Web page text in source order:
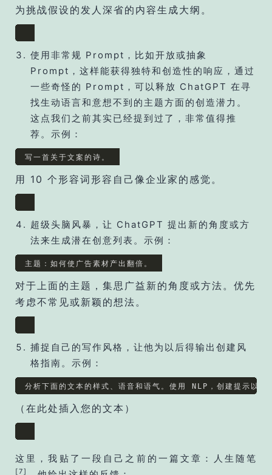
为挑战假设的发人深省的内容生成大纲。
使用非常规 Prompt，比如开放或抽象
Prompt，这样能获得独特和创造性的响应，通过
一些奇怪的 Prompt，可以释放 ChatGPT 在寻
找生动语言和意想不到的主题方面的创造潜力。
这点我们之前其实已经提到过了，非常值得推
荐。示例：
写一首关于文案的诗。
用 10 个形容词形容自己像企业家的感觉。
超级头脑风暴，让 ChatGPT 提出新的角度或方
法来生成潜在创意列表。示例：
主题：如何使广告素材产出翻倍。
对于上面的主题，集思广益新的角度或方法。优先
考虑不常见或新颖的想法。
捕捉自己的写作风格，让他为以后得输出创建风
格指南。示例：
分析下面的文本的样式、语音和语气。使用 NLP，创建提示以相
（在此处插入您的文本）
这里，我贴了一段自己之前的一篇文章：人生随笔
[7]